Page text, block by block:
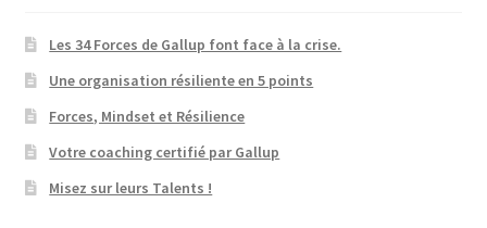
Les 34 Forces de Gallup font face à la crise.
Une organisation résiliente en 5 points
Forces, Mindset et Résilience
Votre coaching certifié par Gallup
Misez sur leurs Talents !